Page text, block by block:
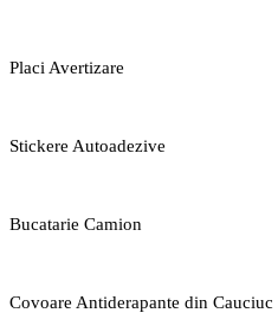
Placi Avertizare
Stickere Autoadezive
Bucatarie Camion
Covoare Antiderapante din Cauciuc